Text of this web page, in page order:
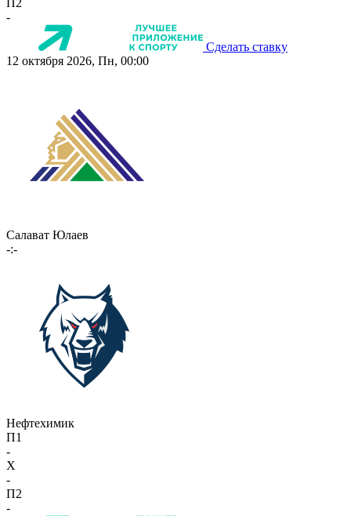
П2
-
Сделать ставку
12 октября 2026, Пн, 00:00
Салават Юлаев
-:-
Нефтехимик
П1
-
X
-
П2
-